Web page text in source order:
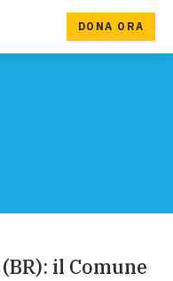
DONA ORA
il Comune